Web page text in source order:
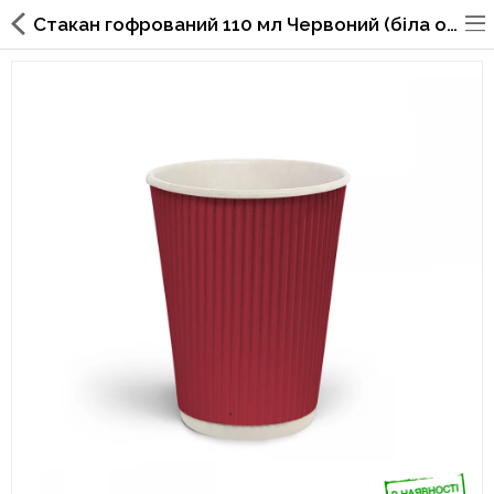
Стакан гофрований 110 мл Червоний (біла основа)
Упаковка для фаст фуда, піцерій,
Склянки, кришки, тримачі,
Паперові пакети та куточки